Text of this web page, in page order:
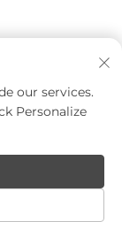
দ্বারা।
our services.
Personalize